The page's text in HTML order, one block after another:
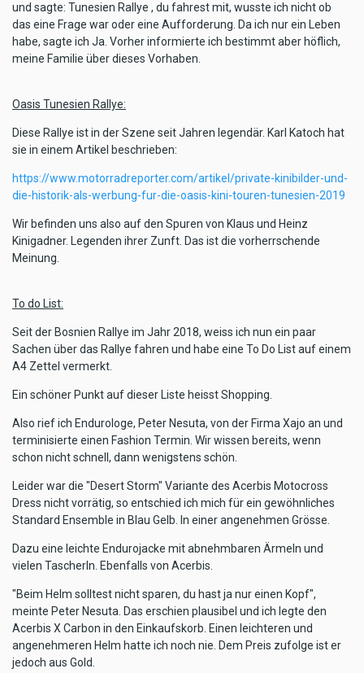
und sagte: Tunesien Rallye , du fahrest mit, wusste ich nicht ob
das eine Frage war oder eine Aufforderung. Da ich nur ein Leben
habe, sagte ich Ja. Vorher informierte ich bestimmt aber höflich,
meine Familie über dieses Vorhaben.
Oasis Tunesien Rallye:
Diese Rallye ist in der Szene seit Jahren legendär. Karl Katoch hat
sie in einem Artikel beschrieben:
https://www.motorradreporter.com/artikel/private-kinibilder-und-
die-historik-als-werbung-fur-die-oasis-kini-touren-tunesien-2019
Wir befinden uns also auf den Spuren von Klaus und Heinz
Kinigadner. Legenden ihrer Zunft. Das ist die vorherrschende
Meinung.
To do List:
Seit der Bosnien Rallye im Jahr 2018, weiss ich nun ein paar
Sachen über das Rallye fahren und habe eine To Do List auf einem
A4 Zettel vermerkt.
Ein schöner Punkt auf dieser Liste heisst Shopping.
Also rief ich Endurologe, Peter Nesuta, von der Firma Xajo an und
terminisierte einen Fashion Termin. Wir wissen bereits, wenn
schon nicht schnell, dann wenigstens schön.
Leider war die "Desert Storm" Variante des Acerbis Motocross
Dress nicht vorrätig, so entschied ich mich für ein gewöhnliches
Standard Ensemble in Blau Gelb. In einer angenehmen Grösse.
Dazu eine leichte Endurojacke mit abnehmbaren Ärmeln und
vielen Tascherln. Ebenfalls von Acerbis.
"Beim Helm solltest nicht sparen, du hast ja nur einen Kopf",
meinte Peter Nesuta. Das erschien plausibel und ich legte den
Acerbis X Carbon in den Einkaufskorb. Einen leichteren und
angenehmeren Helm hatte ich noch nie. Dem Preis zufolge ist er
jedoch aus Gold.